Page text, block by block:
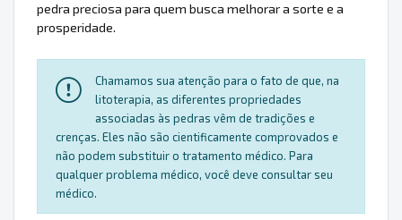
pedra preciosa para quem busca melhorar a sorte e a
prosperidade.
Chamamos sua atenção para o fato de que, na
litoterapia, as diferentes propriedades
associadas às pedras vêm de tradições e
crenças. Eles não são cientificamente comprovados e
não podem substituir o tratamento médico. Para
qualquer problema médico, você deve consultar seu
médico.